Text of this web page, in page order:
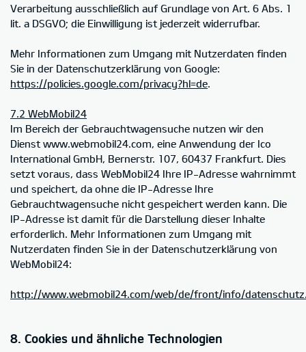
Verarbeitung ausschließlich auf Grundlage von Art. 6 Abs. 1
lit. a DSGVO; die Einwilligung ist jederzeit widerrufbar.
Mehr Informationen zum Umgang mit Nutzerdaten finden
Sie in der Datenschutzerklärung von Google:
https://policies.google.com/privacy?hl=de.
7.2 WebMobil24
Im Bereich der Gebrauchtwagensuche nutzen wir den
Dienst www.webmobil24.com, eine Anwendung der Ico
International GmbH, Bernerstr. 107, 60437 Frankfurt. Dies
setzt voraus, dass WebMobil24 Ihre IP-Adresse wahrnimmt
und speichert, da ohne die IP-Adresse Ihre
Gebrauchtwagensuche nicht gespeichert werden kann. Die
IP-Adresse ist damit für die Darstellung dieser Inhalte
erforderlich. Mehr Informationen zum Umgang mit
Nutzerdaten finden Sie in der Datenschutzerklärung von
WebMobil24:
http://www.webmobil24.com/web/de/front/info/
8. Cookies und ähnliche Technologien